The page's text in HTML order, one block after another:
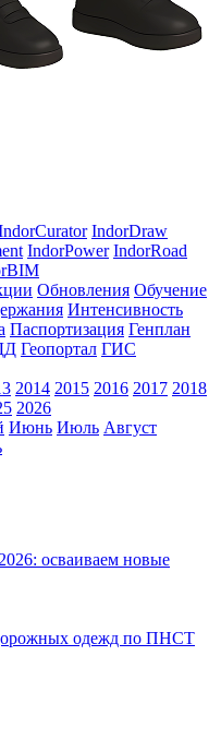
IndorDraw
IndorPower IndorRoad
Обновления Обучение
Интенсивность
Паспортизация Генплан
Геопортал ГИС
2014 2015 2016 2017 2018
2026
Июнь Июль Август